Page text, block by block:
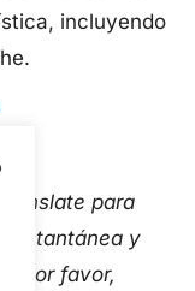
incluyendo
para
instantánea y
Por favor,